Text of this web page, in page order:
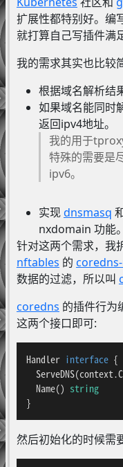
扩展性都特别好。编
就打算自己写插件满
我的需求其实也比较
根据域名解析结
如果域名能同时
返回ipv4地址。
我的用于
特殊的需要是
ipv6。
实现dnsmasq
nxdomain 功能。
针对这两个需求，我
nftables 的
数据的过滤，所以叫
coredns 的插件行为
这两个接口即可:
Handler interface {
  Name()
string
}
然后初始化的时候需